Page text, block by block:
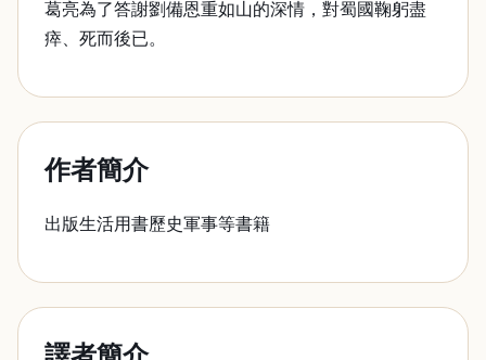
葛亮為了答謝劉備恩重如山的深情，對蜀國鞠躬盡
瘁、死而後已。
作者簡介
出版生活用書歷史軍事等書籍